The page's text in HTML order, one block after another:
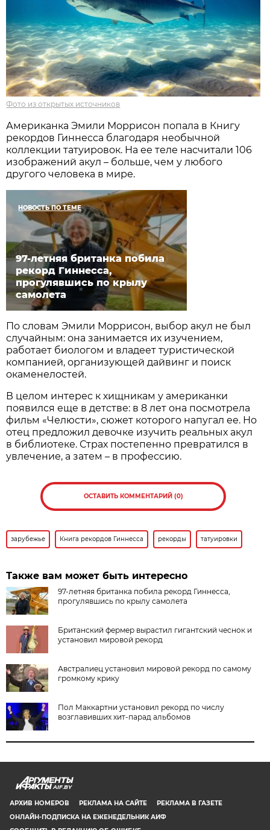
Фото из открытых источников
Американка Эмили Моррисон попала в Книгу
рекордов Гиннесса благодаря необычной
коллекции татуировок. На ее теле насчитали 106
изображений акул – больше, чем у любого
другого человека в мире.
НОВОСТЬ ПО ТЕМЕ
97-летняя британка побила
рекорд Гиннесса,
прогулявшись по крылу
самолета
По словам Эмили Моррисон, выбор акул не был
случайным: она занимается их изучением,
работает биологом и владеет туристической
компанией, организующей дайвинг и поиск
окаменелостей.
В целом интерес к хищникам у американки
появился еще в детстве: в 8 лет она посмотрела
фильм «Челюсти», сюжет которого напугал ее. Но
отец предложил девочке изучить реальных акул
в библиотеке. Страх постепенно превратился в
увлечение, а затем – в профессию.
ОСТАВИТЬ КОММЕНТАРИЙ (0)
зарубежье Книга рекордов Гиннесса рекорды татуировки
Также вам может быть интересно
97-летняя британка побила рекорд Гиннесса,
прогулявшись по крылу самолета
Британский фермер вырастил гигантский чеснок и
установил мировой рекорд
Австралиец установил мировой рекорд по самому
громкому крику
Пол Маккартни установил рекорд по числу
возглавивших хит-парад альбомов
AIF.BY
АРХИВ НОМЕРОВ РЕКЛАМА НА САЙТЕ
РЕКЛАМА В ГАЗЕТЕ
ОНЛАЙН-ПОДПИСКА НА ЕЖЕНЕДЕЛЬНИК АИФ